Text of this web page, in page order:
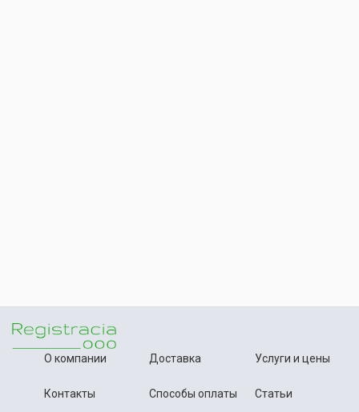
О компании
Контакты
Доставка
Способы оплаты
Услуги и цены
Статьи